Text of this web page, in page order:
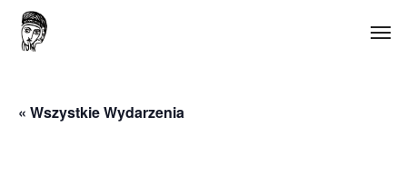
Skip
« Wszystkie Wydarzenia